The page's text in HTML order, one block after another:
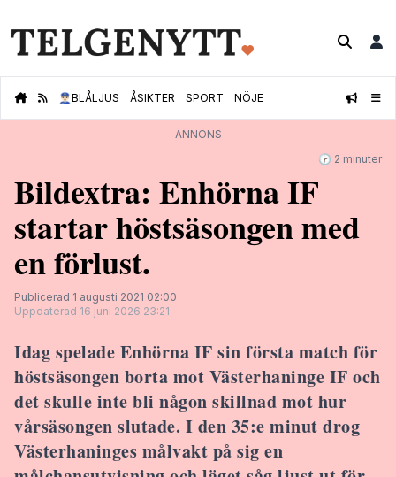
👮🏻‍♂️BLÅLJUS ÅSIKTER SPORT NÖJE
ANNONS
🕝 2 minuter
Bildextra: Enhörna IF
startar höstsäsongen med
en förlust.
Publicerad 1 augusti 2021 02:00
Uppdaterad 16 juni 2026 23:21
Idag spelade Enhörna IF sin första match för
höstsäsongen borta mot Västerhaninge IF och
det skulle inte bli någon skillnad mot hur
vårsäsongen slutade. I den 35:e minut drog
Västerhaninges målvakt på sig en